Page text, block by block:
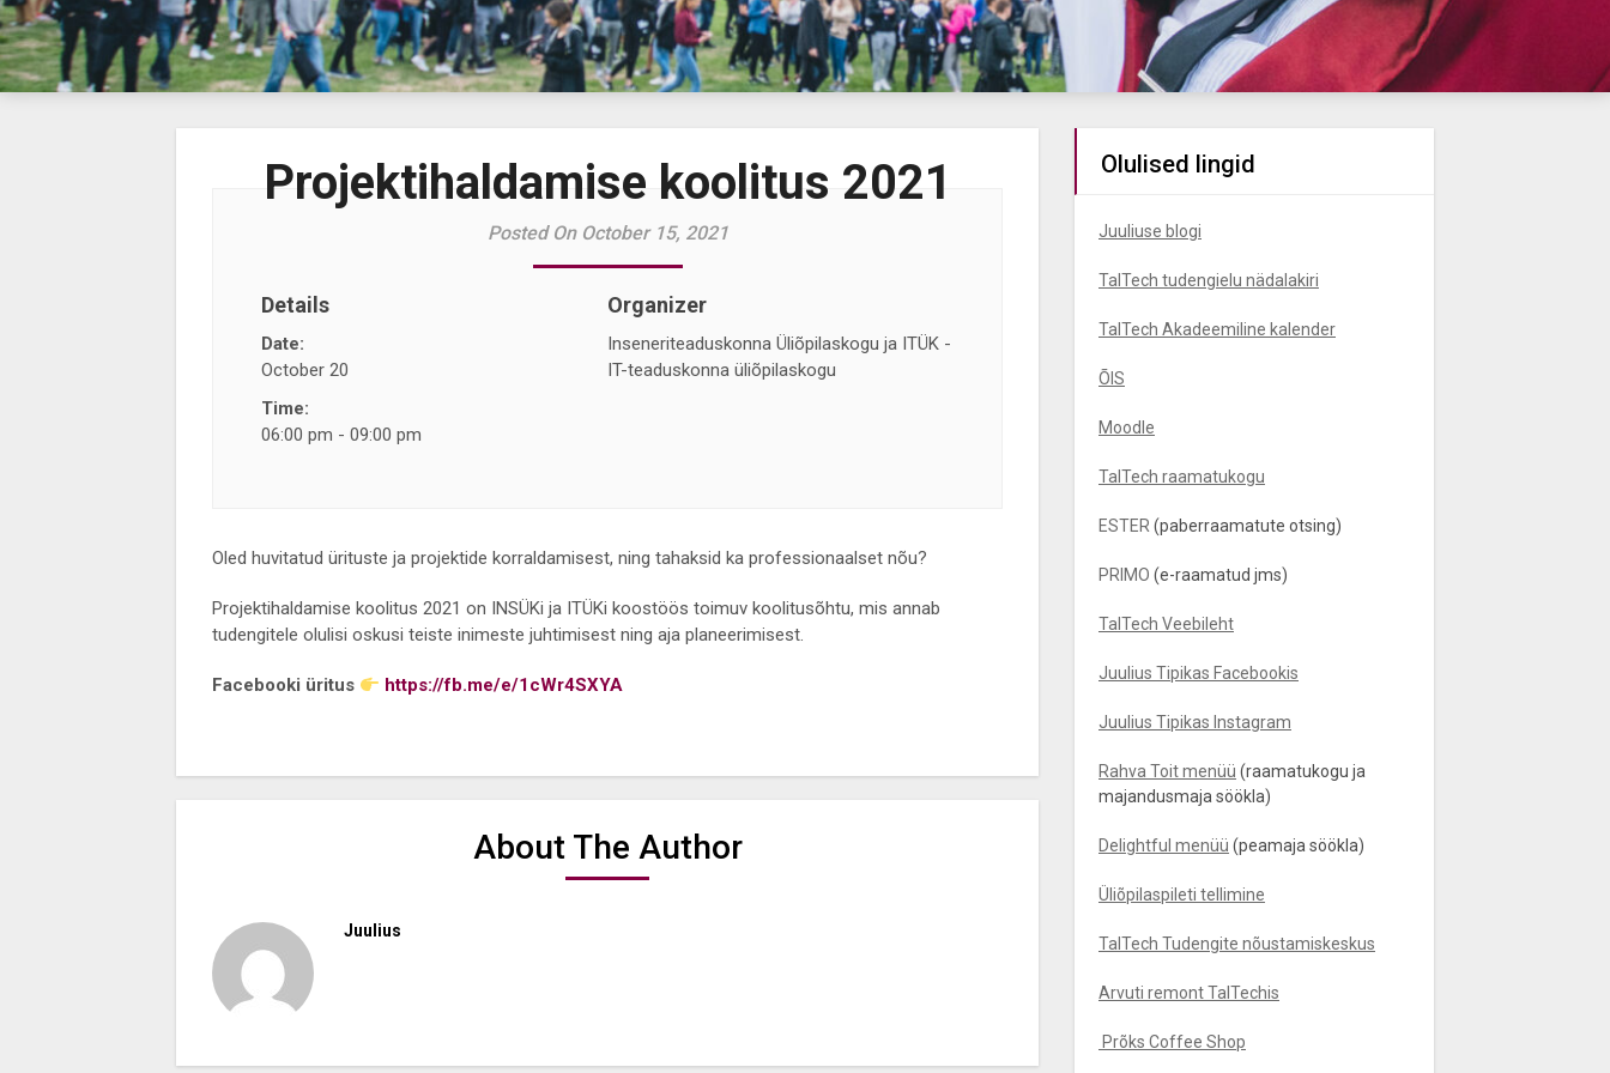
Projektihaldamise koolitus 2021
Posted On October 15, 2021
Details
Date:
October 20
Time:
06:00 pm - 09:00 pm
Organizer
Inseneriteaduskonna Üliõpilaskogu ja ITÜK -
IT-teaduskonna üliõpilaskogu
Oled huvitatud ürituste ja projektide korraldamisest, ning tahaksid ka professionaalset nõu?
Projektihaldamise koolitus 2021 on INSÜKi ja ITÜKi koostöös toimuv koolitusõhtu, mis annab
tudengitele olulisi oskusi teiste inimeste juhtimisest ning aja planeerimisest.
Facebooki üritus https://fb.me/e/1cWr4SXYA
About The Author
Juulius
Olulised lingid
Juuliuse blogi
TalTech tudengielu nädalakiri
TalTech Akadeemiline kalender
ÕIS
Moodle
TalTech raamatukogu
ESTER (paberraamatute otsing)
PRIMO (e-raamatud jms)
TalTech Veebileht
Juulius Tipikas Facebookis
Juulius Tipikas Instagram
Rahva Toit menüü (raamatukogu ja
majandusmaja söökla)
Delightful menüü (peamaja söökla)
Üliõpilaspileti tellimine
TalTech Tudengite nõustamiskeskus
Arvuti remont TalTechis
Prõks Coffee Shop